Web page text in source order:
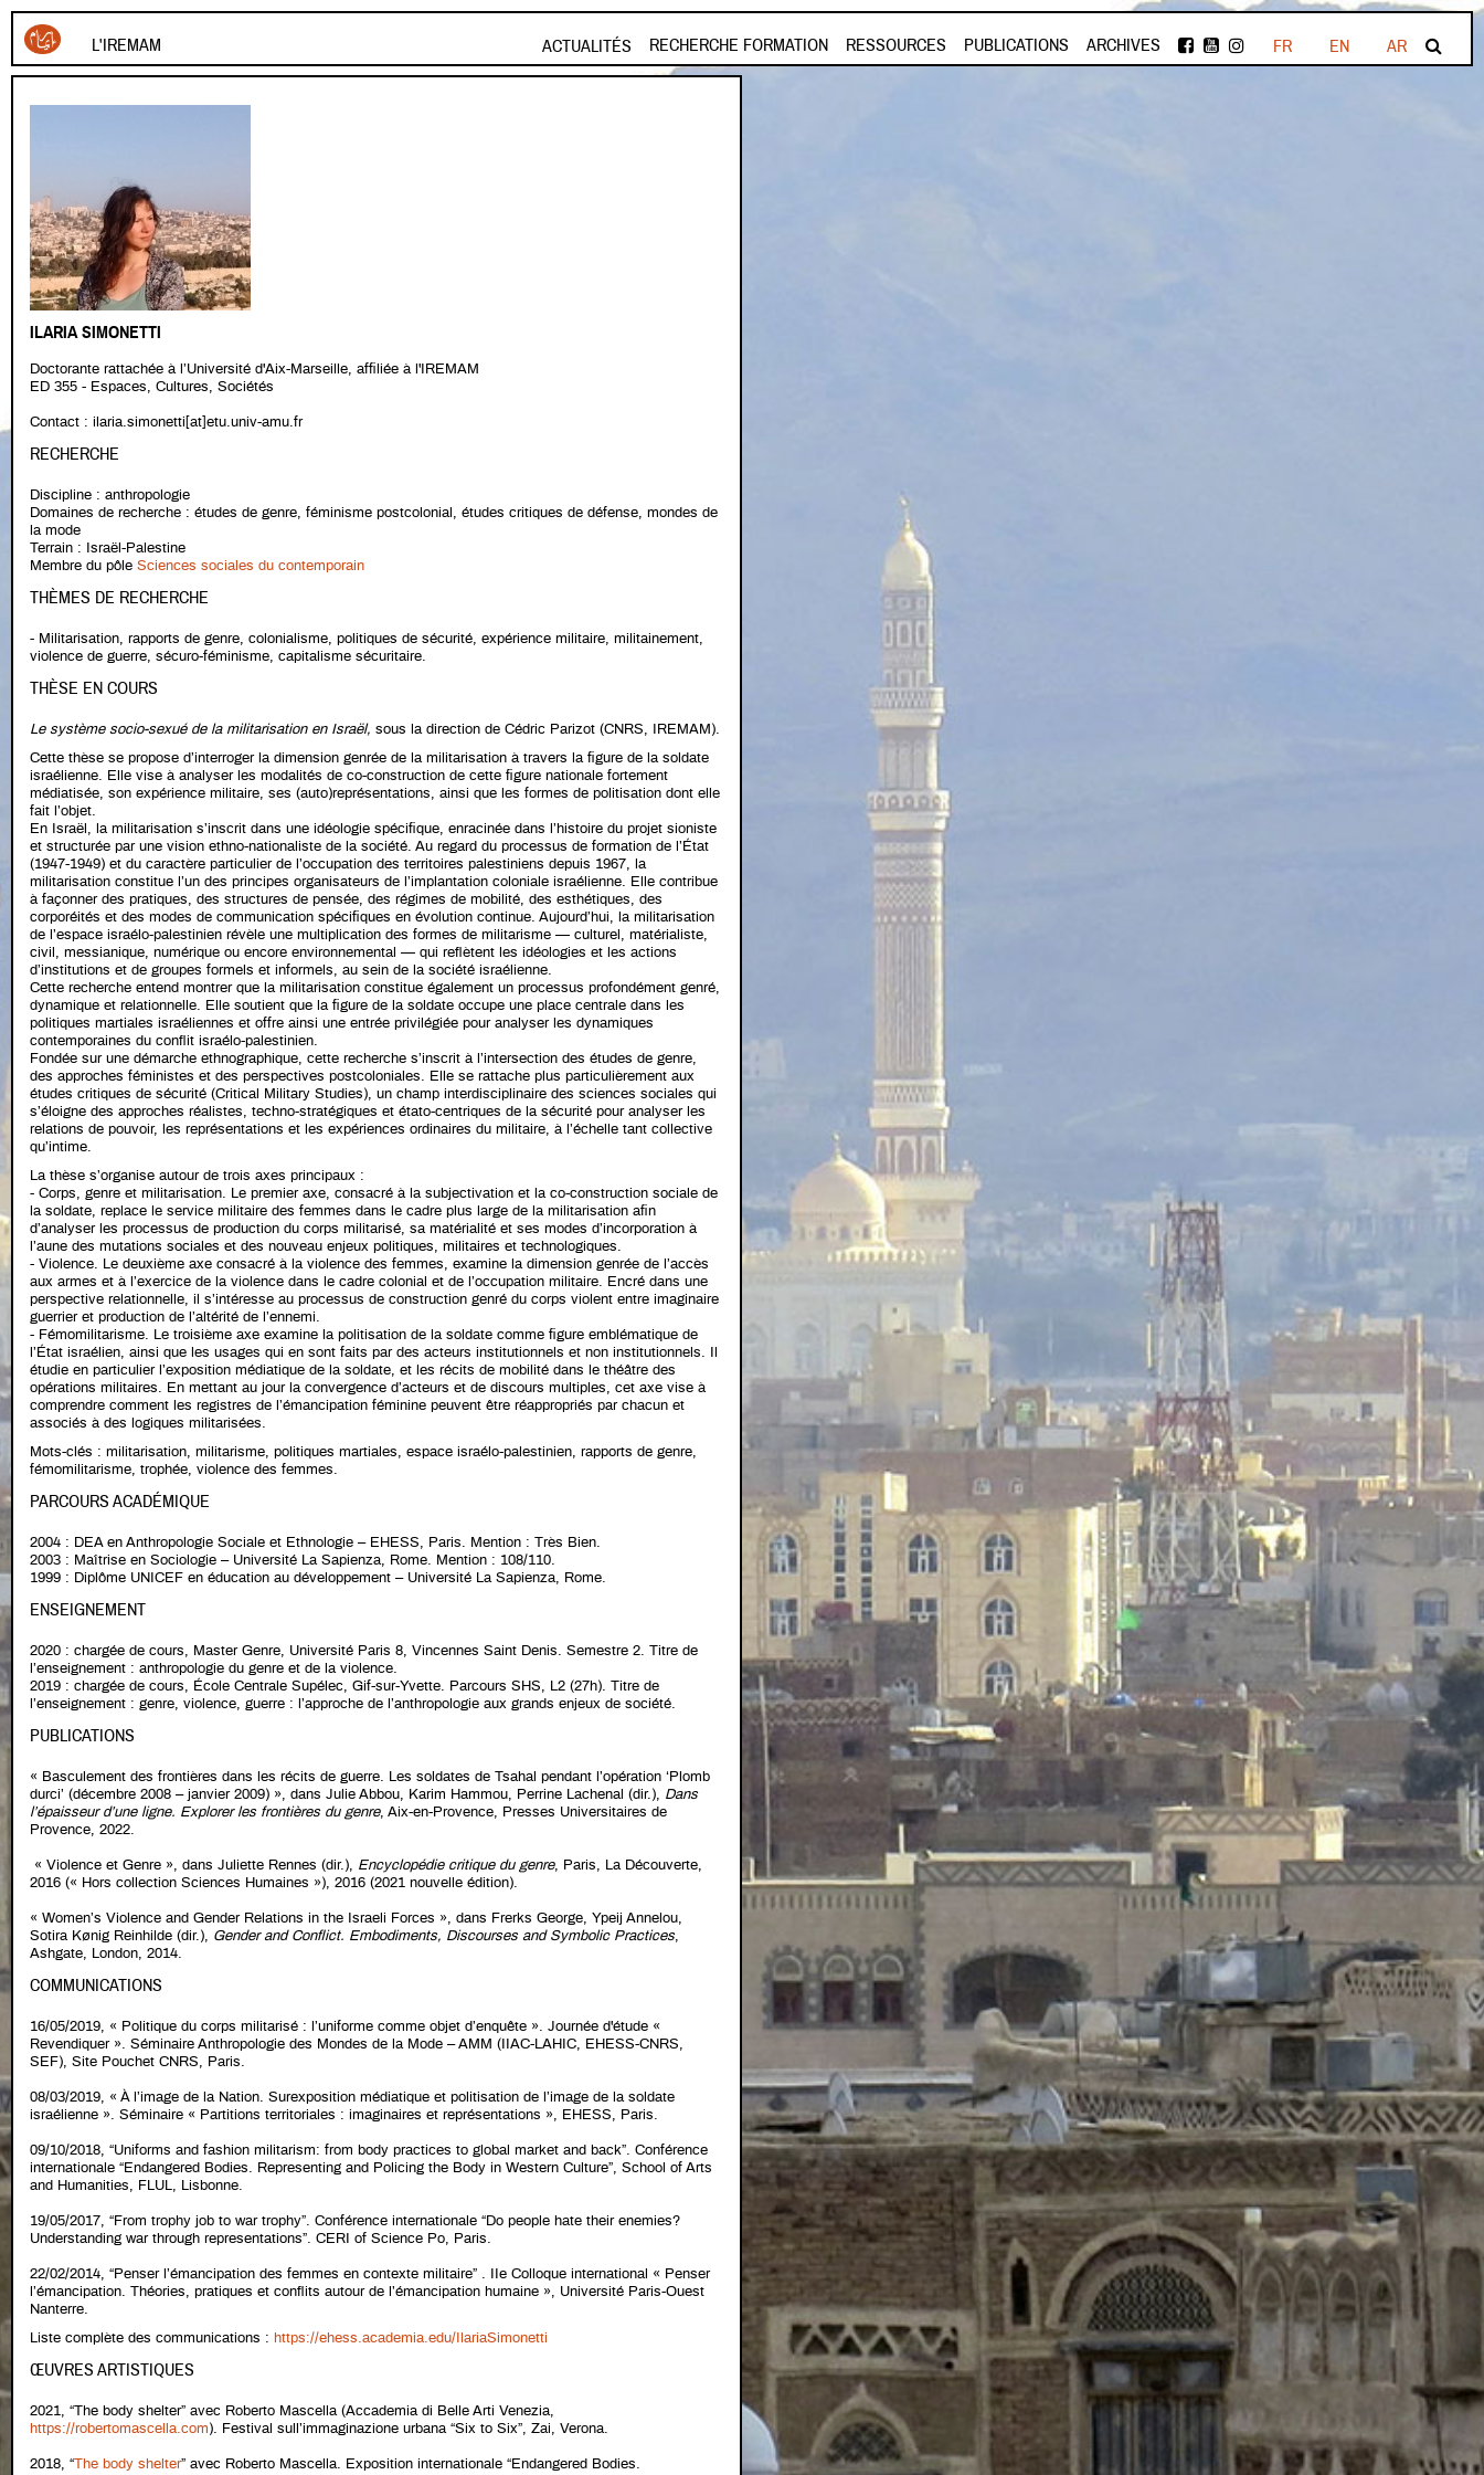
Aller au contenu principal
L'IREMAM ACTUALITÉS RECHERCHE FORMATION RESSOURCES PUBLICATIONS ARCHIVES FR EN AR
ILARIA SIMONETTI
Doctorante rattachée à l’Université d'Aix-Marseille, affiliée à l'IREMAM
ED 355 - Espaces, Cultures, Sociétés
Contact : ilaria.simonetti[at]etu.univ-amu.fr
RECHERCHE
Discipline : anthropologie
Domaines de recherche : études de genre, féminisme postcolonial, études critiques de défense, mondes de
la mode
Terrain : Israël-Palestine
Membre du pôle Sciences sociales du contemporain
THÈMES DE RECHERCHE
- Militarisation, rapports de genre, colonialisme, politiques de sécurité, expérience militaire, militainement,
violence de guerre, sécuro-féminisme, capitalisme sécuritaire.
THÈSE EN COURS
Le système socio-sexué de la militarisation en Israël, sous la direction de Cédric Parizot (CNRS, IREMAM).
Cette thèse se propose d’interroger la dimension genrée de la militarisation à travers la figure de la soldate
israélienne. Elle vise à analyser les modalités de co-construction de cette figure nationale fortement
médiatisée, son expérience militaire, ses (auto)représentations, ainsi que les formes de politisation dont elle
fait l’objet.
En Israël, la militarisation s’inscrit dans une idéologie spécifique, enracinée dans l’histoire du projet sioniste
et structurée par une vision ethno-nationaliste de la société. Au regard du processus de formation de l’État
(1947-1949) et du caractère particulier de l’occupation des territoires palestiniens depuis 1967, la
militarisation constitue l’un des principes organisateurs de l’implantation coloniale israélienne. Elle contribue
à façonner des pratiques, des structures de pensée, des régimes de mobilité, des esthétiques, des
corporéités et des modes de communication spécifiques en évolution continue. Aujourd’hui, la militarisation
de l’espace israélo-palestinien révèle une multiplication des formes de militarisme — culturel, matérialiste,
civil, messianique, numérique ou encore environnemental — qui reflètent les idéologies et les actions
d’institutions et de groupes formels et informels, au sein de la société israélienne.
Cette recherche entend montrer que la militarisation constitue également un processus profondément genré,
dynamique et relationnelle. Elle soutient que la figure de la soldate occupe une place centrale dans les
politiques martiales israéliennes et offre ainsi une entrée privilégiée pour analyser les dynamiques
contemporaines du conflit israélo-palestinien.
Fondée sur une démarche ethnographique, cette recherche s’inscrit à l’intersection des études de genre,
des approches féministes et des perspectives postcoloniales. Elle se rattache plus particulièrement aux
études critiques de sécurité (Critical Military Studies), un champ interdisciplinaire des sciences sociales qui
s’éloigne des approches réalistes, techno-stratégiques et étato-centriques de la sécurité pour analyser les
relations de pouvoir, les représentations et les expériences ordinaires du militaire, à l’échelle tant collective
qu’intime.
La thèse s’organise autour de trois axes principaux :
- Corps, genre et militarisation. Le premier axe, consacré à la subjectivation et la co-construction sociale de
la soldate, replace le service militaire des femmes dans le cadre plus large de la militarisation afin
d’analyser les processus de production du corps militarisé, sa matérialité et ses modes d’incorporation à
l’aune des mutations sociales et des nouveau enjeux politiques, militaires et technologiques.
- Violence. Le deuxième axe consacré à la violence des femmes, examine la dimension genrée de l’accès
aux armes et à l’exercice de la violence dans le cadre colonial et de l’occupation militaire. Encré dans une
perspective relationnelle, il s’intéresse au processus de construction genré du corps violent entre imaginaire
guerrier et production de l’altérité de l’ennemi.
- Fémomilitarisme. Le troisième axe examine la politisation de la soldate comme figure emblématique de
l’État israélien, ainsi que les usages qui en sont faits par des acteurs institutionnels et non institutionnels. Il
étudie en particulier l’exposition médiatique de la soldate, et les récits de mobilité dans le théâtre des
opérations militaires. En mettant au jour la convergence d’acteurs et de discours multiples, cet axe vise à
comprendre comment les registres de l’émancipation féminine peuvent être réappropriés par chacun et
associés à des logiques militarisées.
Mots-clés : militarisation, militarisme, politiques martiales, espace israélo-palestinien, rapports de genre,
fémomilitarisme, trophée, violence des femmes.
PARCOURS ACADÉMIQUE
2004 : DEA en Anthropologie Sociale et Ethnologie – EHESS, Paris. Mention : Très Bien.
2003 : Maîtrise en Sociologie – Université La Sapienza, Rome. Mention : 108/110.
1999 : Diplôme UNICEF en éducation au développement – Université La Sapienza, Rome.
ENSEIGNEMENT
2020 : chargée de cours, Master Genre, Université Paris 8, Vincennes Saint Denis. Semestre 2. Titre de
l’enseignement : anthropologie du genre et de la violence.
2019 : chargée de cours, École Centrale Supélec, Gif-sur-Yvette. Parcours SHS, L2 (27h). Titre de
l’enseignement : genre, violence, guerre : l’approche de l’anthropologie aux grands enjeux de société.
PUBLICATIONS
« Basculement des frontières dans les récits de guerre. Les soldates de Tsahal pendant l’opération ‘Plomb
durci’ (décembre 2008 – janvier 2009) », dans Julie Abbou, Karim Hammou, Perrine Lachenal (dir.), Dans
l’épaisseur d’une ligne. Explorer les frontières du genre, Aix-en-Provence, Presses Universitaires de
Provence, 2022.
« Violence et Genre », dans Juliette Rennes (dir.), Encyclopédie critique du genre, Paris, La Découverte,
2016 (« Hors collection Sciences Humaines »), 2016 (2021 nouvelle édition).
« Women’s Violence and Gender Relations in the Israeli Forces », dans Frerks George, Ypeij Annelou,
Sotira Kønig Reinhilde (dir.), Gender and Conflict. Embodiments, Discourses and Symbolic Practices,
Ashgate, London, 2014.
COMMUNICATIONS
16/05/2019, « Politique du corps militarisé : l’uniforme comme objet d’enquête ». Journée d'étude «
Revendiquer ». Séminaire Anthropologie des Mondes de la Mode – AMM (IIAC-LAHIC, EHESS-CNRS,
SEF), Site Pouchet CNRS, Paris.
08/03/2019, « À l’image de la Nation. Surexposition médiatique et politisation de l’image de la soldate
israélienne ». Séminaire « Partitions territoriales : imaginaires et représentations », EHESS, Paris.
09/10/2018, “Uniforms and fashion militarism: from body practices to global market and back”. Conférence
internationale “Endangered Bodies. Representing and Policing the Body in Western Culture”, School of Arts
and Humanities, FLUL, Lisbonne.
19/05/2017, “From trophy job to war trophy”. Conférence internationale “Do people hate their enemies?
Understanding war through representations”. CERI of Science Po, Paris.
22/02/2014, “Penser l’émancipation des femmes en contexte militaire” . IIe Colloque international « Penser
l’émancipation. Théories, pratiques et conflits autour de l’émancipation humaine », Université Paris-Ouest
Nanterre.
Liste complète des communications : https://ehess.academia.edu/IlariaSimonetti
ŒUVRES ARTISTIQUES
2021, “The body shelter” avec Roberto Mascella (Accademia di Belle Arti Venezia,
https://robertomascella.com). Festival sull’immaginazione urbana “Six to Six”, Zai, Verona.
2018, “The body shelter” avec Roberto Mascella. Exposition internationale “Endangered Bodies.